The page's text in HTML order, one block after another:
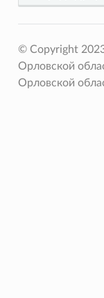
© Copyright
Орловской
Орловской